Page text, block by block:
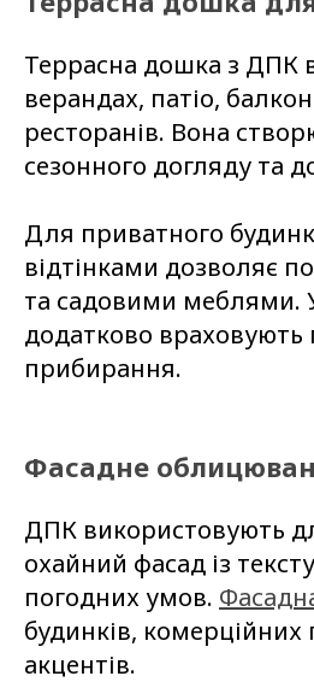
Террасна дошка з ДПК
верандах, патіо,
ресторанів. Вона
сезонного догляду та
Для приватного
відтінками дозволяє
та садовими меблями.
додатково враховують
прибирання.
Фасадне
ДПК використовують
охайний фасад із
погодних умов.
будинків, комерційних
акцентів.